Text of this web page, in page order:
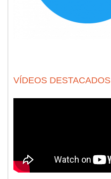
VÍDEOS DESTACADOS